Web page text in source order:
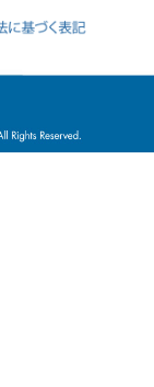
ビスを利用するた
当社と会員の間で成
意味する。
新案権、商標権、
、又はこれらの権
味する。